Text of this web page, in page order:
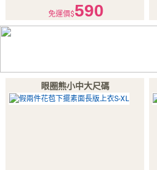
免運價$590
眼圈熊小中大尺碼